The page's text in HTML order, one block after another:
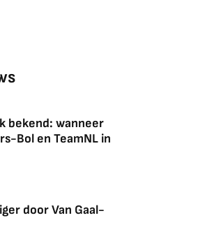
bekend: wanneer
Bol en TeamNL in
door Van Gaal-